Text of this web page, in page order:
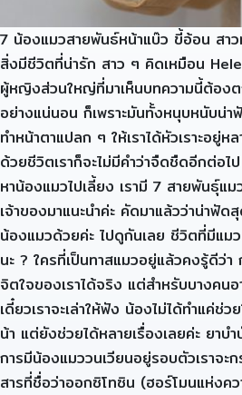
7 น้องแมวสายพันธ์หน้าแบ๊ว ขี้อ้อน สาว
สิ่งมีชีวิตที่น่ารัก สาว ๆ คิดเหมือน
ผู้หญิงส่วนใหญ่ที่มาเห็นบทความนี้ต้องต
อย่างแน่นอน ก็เพราะมันทั้งหนุบหนับน่
ทำหน้าตาแปลก ๆ ให้เราได้หัวเราะอยู่
ด้วยชีวิตเราก็จะไม่มีคำว่าจืดชืดอีกต่อ
หาน้องแมวไปเลี้ยง เรามี 7 สายพันธุ์
เจ้าของมาแนะนำค่ะ คัดมาแล้วว่าน่าฟั
น้องแมวด้วยค่ะ ไปดูกันเลย ชีวิตที่มีแม
นะ ? ใครที่เป็นทาสแมวอยู่แล้วคงรู้ดีว่า
จิตใจของเราได้จริง แต่สำหรับบางคน
เดี๋ยวเราจะเล่าให้ฟัง น้องไม่ได้ทำแค่ช่
น้า แต่ยังช่วยได้หลายเรื่องเลยค่ะ ยาบ
การมีน้องแมววนเวียนอยู่รอบตัวเราจะ
สารที่ชื่อว่าออกซิโทซิน (ฮอร์โมนแห่งค